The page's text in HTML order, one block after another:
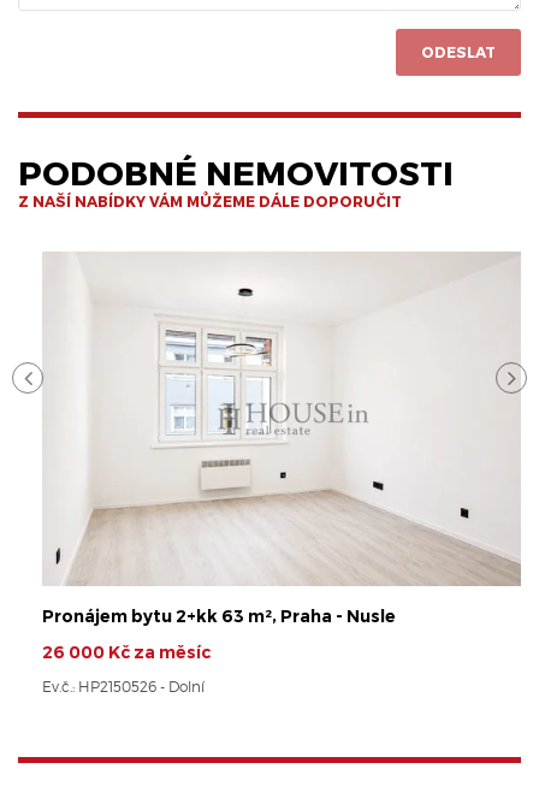
ODESLAT
PODOBNÉ NEMOVITOSTI
Z NAŠÍ NABÍDKY VÁM MŮŽEME DÁLE DOPORUČIT
Pronájem bytu 2+kk 63 m², Praha - Nusle
26 000 Kč za měsíc
Ev.č.: HP2150526 - Dolní